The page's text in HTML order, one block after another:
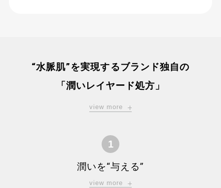
“水脈肌”を実現するブランド独自の
「潤いレイヤード処方」
view more
1
潤いを“与える”
view more